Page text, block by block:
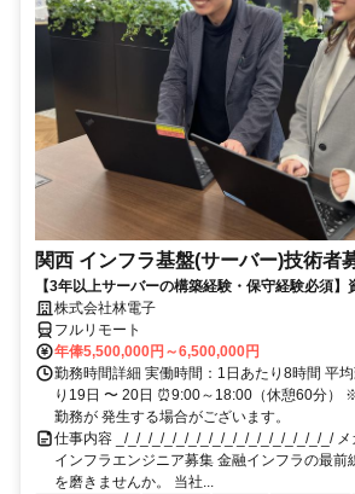
関西 インフラ基盤(サーバー)技術者
【3年以上サーバーの構築経験・保守経験必須】
株式会社林電子
フルリモート
年俸5,500,000円～6,500,000円
勤務時間詳細 実働時間：1日あたり8時間 平
り19日 〜 20日 ⏰9:00～18:00（休憩60分）
勤務が 発生する場合がございます。
仕事内容 _/_/_/_/_/_/_/_/_/_/_/_/_/_/_/_/_/_/
インフラエンジニア募集 金融インフラの最前
を磨きませんか。 当社...